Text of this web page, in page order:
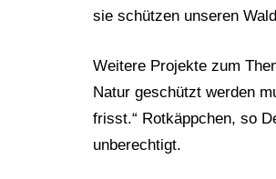
sie schützen unseren
Weitere Projekte zum
Natur geschützt werden
frisst.“ Rotkäppchen, so
unberechtigt.